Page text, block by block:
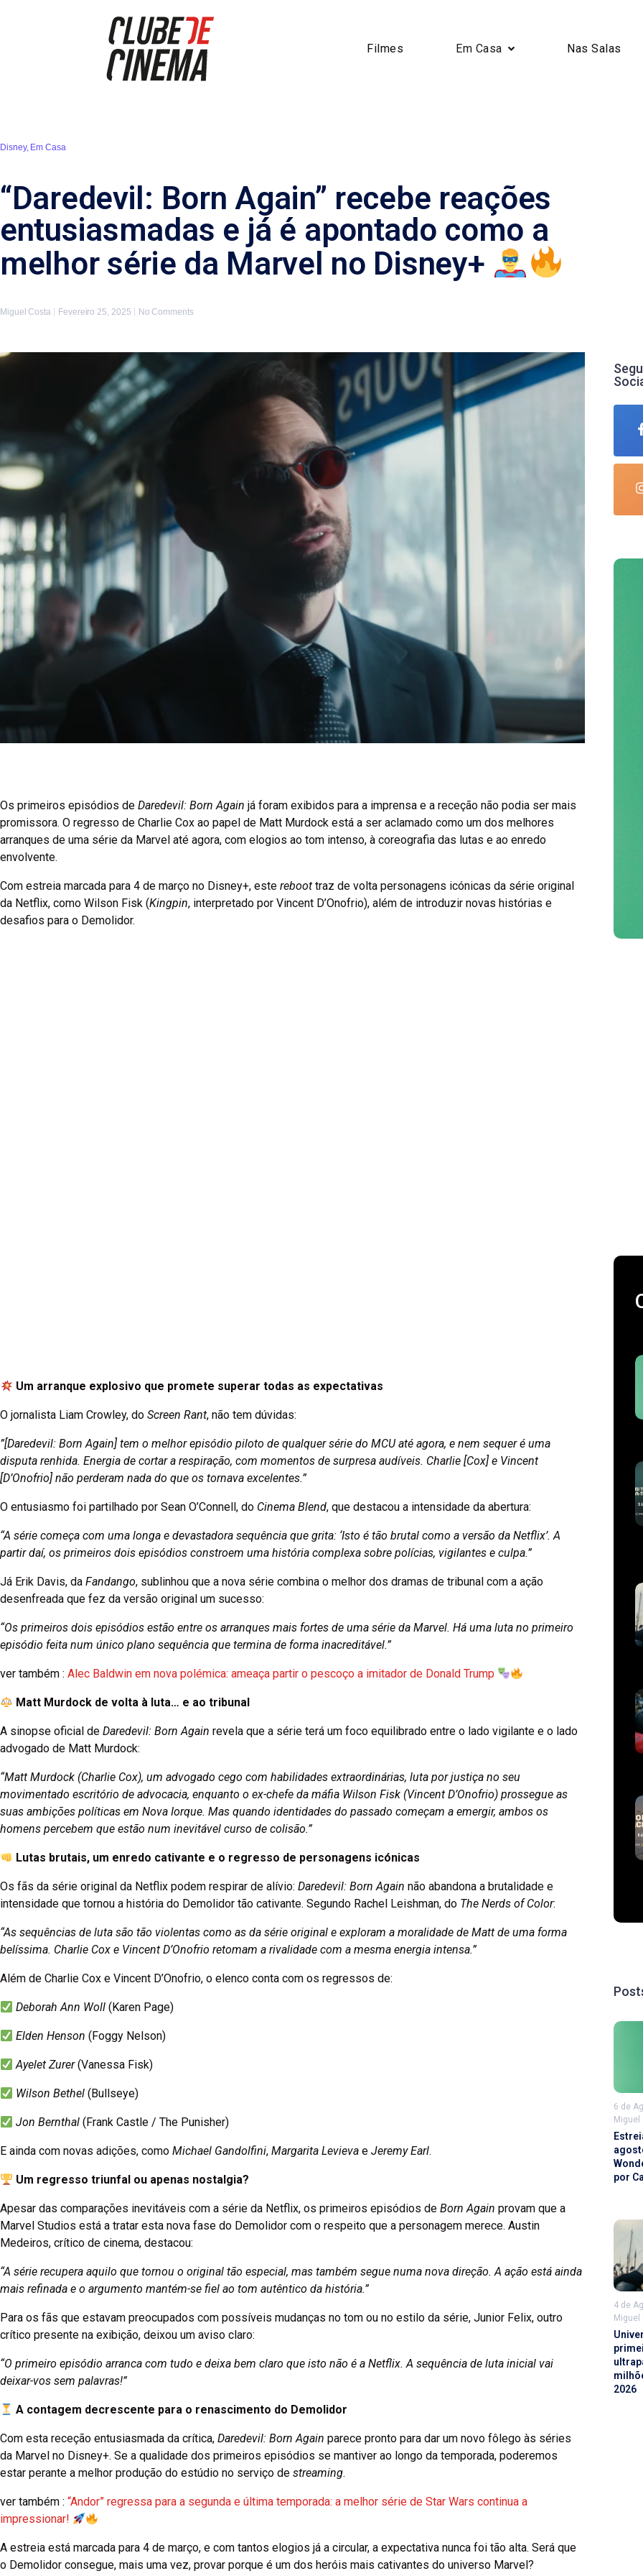
Filmes Em Casa Nas Salas
Disney, Em Casa
“Daredevil: Born Again” recebe reações
entusiasmadas e já é apontado como a
melhor série da Marvel no Disney+
Miguel Costa Fevereiro 25, 2025 No Comments
Os primeiros episódios de Daredevil: Born Again já foram exibidos para a imprensa e a receção não podia ser mais
promissora. O regresso de Charlie Cox ao papel de Matt Murdock está a ser aclamado como um dos melhores
arranques de uma série da Marvel até agora, com elogios ao tom intenso, à coreografia das lutas e ao enredo
envolvente.
Com estreia marcada para 4 de março no Disney+, este reboot traz de volta personagens icónicas da série original
da Netflix, como Wilson Fisk (Kingpin, interpretado por Vincent D’Onofrio), além de introduzir novas histórias e
desafios para o Demolidor.
Um arranque explosivo que promete superar todas as expectativas
O jornalista Liam Crowley, do Screen Rant, não tem dúvidas:
”[Daredevil: Born Again] tem o melhor episódio piloto de qualquer série do MCU até agora, e nem sequer é uma
disputa renhida. Energia de cortar a respiração, com momentos de surpresa audíveis. Charlie [Cox] e Vincent
[D’Onofrio] não perderam nada do que os tornava excelentes.”
O entusiasmo foi partilhado por Sean O’Connell, do Cinema Blend, que destacou a intensidade da abertura:
“A série começa com uma longa e devastadora sequência que grita: ‘Isto é tão brutal como a versão da Netflix’. A
partir daí, os primeiros dois episódios constroem uma história complexa sobre polícias, vigilantes e culpa.”
Já Erik Davis, da Fandango, sublinhou que a nova série combina o melhor dos dramas de tribunal com a ação
desenfreada que fez da versão original um sucesso:
“Os primeiros dois episódios estão entre os arranques mais fortes de uma série da Marvel. Há uma luta no primeiro
episódio feita num único plano sequência que termina de forma inacreditável.”
ver também : Alec Baldwin em nova polémica: ameaça partir o pescoço a imitador de Donald Trump
Matt Murdock de volta à luta… e ao tribunal
A sinopse oficial de Daredevil: Born Again revela que a série terá um foco equilibrado entre o lado vigilante e o lado
advogado de Matt Murdock:
“Matt Murdock (Charlie Cox), um advogado cego com habilidades extraordinárias, luta por justiça no seu
movimentado escritório de advocacia, enquanto o ex-chefe da máfia Wilson Fisk (Vincent D’Onofrio) prossegue as
suas ambições políticas em Nova Iorque. Mas quando identidades do passado começam a emergir, ambos os
homens percebem que estão num inevitável curso de colisão.”
Lutas brutais, um enredo cativante e o regresso de personagens icónicas
Os fãs da série original da Netflix podem respirar de alívio: Daredevil: Born Again não abandona a brutalidade e
intensidade que tornou a história do Demolidor tão cativante. Segundo Rachel Leishman, do The Nerds of Color:
“As sequências de luta são tão violentas como as da série original e exploram a moralidade de Matt de uma forma
belíssima. Charlie Cox e Vincent D’Onofrio retomam a rivalidade com a mesma energia intensa.”
Além de Charlie Cox e Vincent D’Onofrio, o elenco conta com os regressos de:
Deborah Ann Woll (Karen Page)
Elden Henson (Foggy Nelson)
Ayelet Zurer(Vanessa Fisk)
Wilson Bethel (Bullseye)
Jon Bernthal (Frank Castle / The Punisher)
E ainda com novas adições, como Michael Gandolfini, Margarita Levieva e Jeremy Earl.
Um regresso triunfal ou apenas nostalgia?
Apesar das comparações inevitáveis com a série da Netflix, os primeiros episódios de Born Again provam que a
Marvel Studios está a tratar esta nova fase do Demolidor com o respeito que a personagem merece. Austin
Medeiros, crítico de cinema, destacou:
“A série recupera aquilo que tornou o original tão especial, mas também segue numa nova direção. A ação está ainda
mais refinada e o argumento mantém-se fiel ao tom autêntico da história.”
Para os fãs que estavam preocupados com possíveis mudanças no tom ou no estilo da série, Junior Felix, outro
crítico presente na exibição, deixou um aviso claro:
“O primeiro episódio arranca com tudo e deixa bem claro que isto não é a Netflix. A sequência de luta inicial vai
deixar-vos sem palavras!”
A contagem decrescente para o renascimento do Demolidor
Com esta receção entusiasmada da crítica, Daredevil: Born Again parece pronto para dar um novo fôlego às séries
da Marvel no Disney+. Se a qualidade dos primeiros episódios se mantiver ao longo da temporada, poderemos
estar perante a melhor produção do estúdio no serviço de streaming.
ver também : “Andor” regressa para a segunda e última temporada: a melhor série de Star Wars continua a
impressionar!
A estreia está marcada para 4 de março, e com tantos elogios já a circular, a expectativa nunca foi tão alta. Será que
o Demolidor consegue, mais uma vez, provar porque é um dos heróis mais cativantes do universo Marvel?
Universal torna-se o
ultrapassar 4 mil
milhões de dólares
em 2026
6 de
Miguel
por
4 de
Miguel
2026